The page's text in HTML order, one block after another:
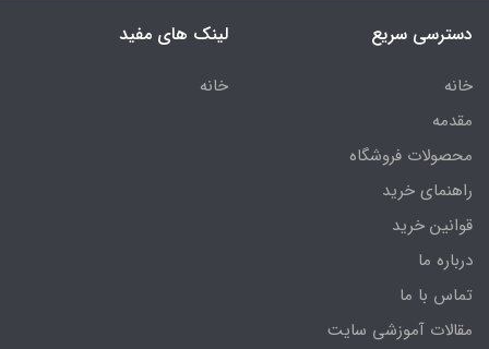
دسترسی سریع
خانه
مقدمه
محصولات فروشگاه
راهنمای خرید
قوانین خرید
درباره ما
تماس با ما
مقالات آموزشی سایت
لینک های مفید
خانه